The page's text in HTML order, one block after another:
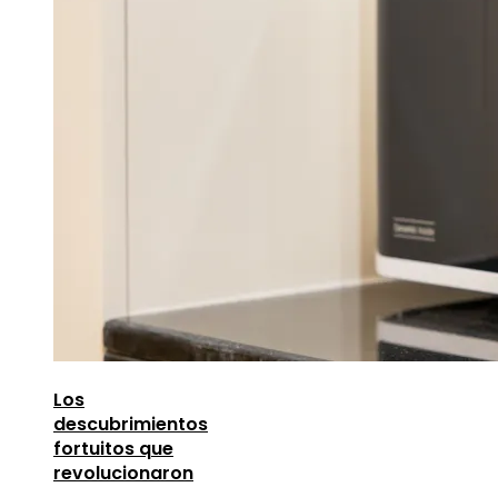
Los
descubrimientos
fortuitos que
revolucionaron